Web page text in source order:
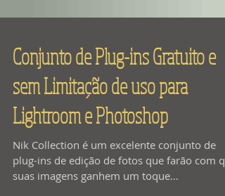
Conjunto de Plug-ins Gratuito e
sem Limitação de uso para
Lightroom e Photoshop
Nik Collection é um excelente conjunto de